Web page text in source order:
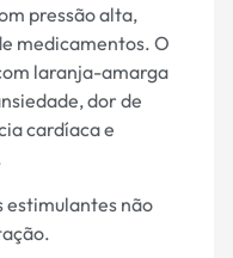
pressão alta,
medicamentos. O
laranja-amarga
dor de
cardíaca e
estimulantes não